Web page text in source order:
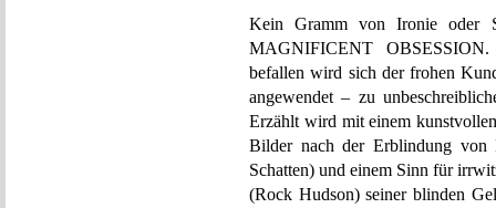
Kein Gramm von Ironie oder
MAGNIFICENT
befallen wird sich der frohen
angewendet – zu
Erzählt wird mit einem
Bilder nach der Erblindung von
Schatten) und einem Sinn für
(Rock Hudson) seiner blinden